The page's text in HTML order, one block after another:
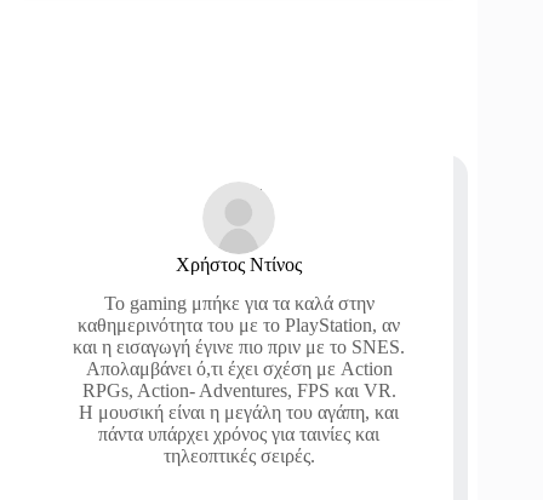
Χρήστος Ντίνος
Το gaming μπήκε για τα καλά στην
καθημερινότητα του με το PlayStation, αν
και η εισαγωγή έγινε πιο πριν με το SNES.
Απολαμβάνει ό,τι έχει σχέση με Action
RPGs, Action- Adventures, FPS και VR.
Η μουσική είναι η μεγάλη του αγάπη, και
πάντα υπάρχει χρόνος για ταινίες και
τηλεοπτικές σειρές.